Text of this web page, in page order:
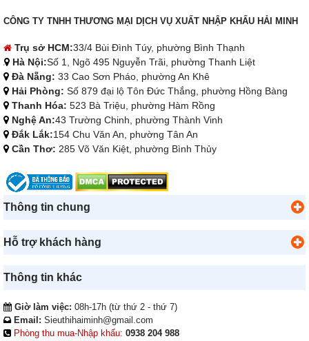
CÔNG TY TNHH THƯƠNG MẠI DỊCH VỤ XUẤT NHẬP KHẨU HẢI MINH
Trụ sở HCM:33/4 Bùi Đình Túy, phường Bình Thạnh
Hà Nội:Số 1, Ngõ 495 Nguyễn Trãi, phường Thanh Liệt
Đà Nẵng: 33 Cao Sơn Pháo, phường An Khê
Hải Phòng: Số 879 đại lộ Tôn Đức Thắng, phường Hồng Bàng
Thanh Hóa: 523 Bà Triệu, phường Hàm Rồng
Nghệ An:43 Trường Chinh, phường Thành Vinh
Đắk Lắk:154 Chu Văn An, phường Tân An
Cần Thơ: 285 Võ Văn Kiệt, phường Bình Thủy
Thông tin chung
Hỗ trợ khách hàng
Thông tin khác
Giờ làm việc: 08h-17h (từ thứ 2 - thứ 7)
Email: Sieuthihaiminh@gmail.com
Phòng thu mua-Nhập khẩu: 0938 204 988